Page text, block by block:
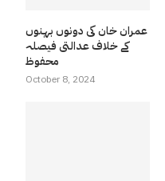
عمران خان کی دونوں بہنوں
کے خلاف عدالتی فیصلہ
محفوظ
October 8, 2024